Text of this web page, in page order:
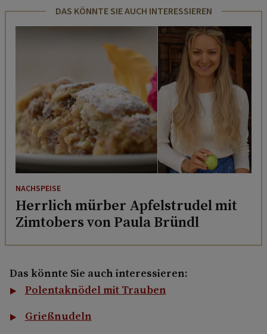
DAS KÖNNTE SIE AUCH INTERESSIEREN
NACHSPEISE
Herrlich mürber Apfelstrudel mit
Zimtobers von Paula Bründl
Das könnte Sie auch interessieren:
Polentaknödel mit Trauben
Grießnudeln